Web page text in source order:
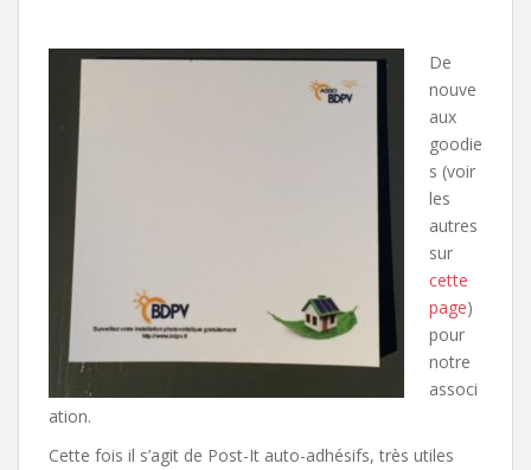
De
nouve
aux
goodie
s (voir
les
autres
sur
cette
page)
pour
notre
associ
ation.
Cette fois il s’agit de Post-It auto-adhésifs, très utiles